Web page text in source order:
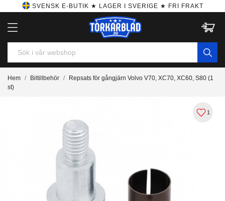
SVENSK E-BUTIK ★ LAGER I SVERIGE ★ FRI FRAKT
Hem Biltillbehör
Repsats för gångjärn Volvo V70, XC70, XC60, S80 (1
st)
1